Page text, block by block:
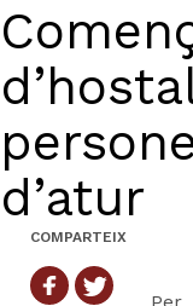
d’atur
COMPARTEIX